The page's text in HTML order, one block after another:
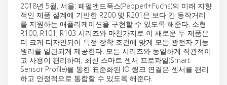
2018년 5월, 서울: 페펄앤드푹스(Pepperl+Fuchs)의 미래 지향
적인 제품 설계에 기반한 R200 및 R201은 보다 긴 동작거리
를 지원하는 애플리케이션을 구현할 수 있도록 해준다. 소형
R100, R101, R103 시리즈와 마찬가지로 이 새로운 두 제품은
더 크게 디자인되어 특정 장착 조건에 맞게 모든 광전자 기능
원리를 일관되게 제공한다. 모든 시리즈와 동일하게 직관적이
고 사용이 편리하며, 최신 스마트 센서 프로파일(Smart
Sensor Profile)을 통한 표준화된 IO 링크 연결은 센서를 편리
하고 안정적으로 통합할 수 있도록 해준다.